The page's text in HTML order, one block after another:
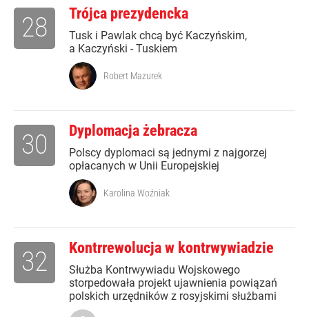
Trójca prezydencka
Tusk i Pawlak chcą być Kaczyńskim,
a Kaczyński - Tuskiem
28
Robert Mazurek
Dyplomacja żebracza
Polscy dyplomaci są jednymi z najgorzej
opłacanych w Unii Europejskiej
30
Karolina Woźniak
Kontrrewolucja w kontrwywiadzie
Służba Kontrwywiadu Wojskowego
storpedowała projekt ujawnienia powiązań
polskich urzędników z rosyjskimi służbami
32